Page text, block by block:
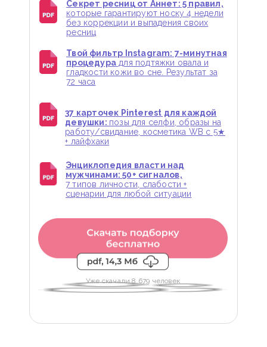
Секрет ресниц от Аннет: 5 правил,
которые гарантируют носку 4 недели
без коррекции и выпадения своих
ресниц
Твой фильтр Instagram: 7-минутная
процедурадля подтяжки овала и
гладкости кожи во сне. Результат за
72 часа
Уже скачали 8 679 человек
37 карточек Pinterest для каждой
девушки: позы для селфи, образы на
работу/свидание, косметика WB с 5★
+ лайфхаки
Энциклопедия власти над
мужчинами: 50+ сигналов,
7 типов личности, слабости +
сценарии для любой ситуации